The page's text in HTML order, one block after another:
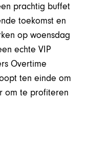
prachtig buffet
toekomst en
op woensdag
echte VIP
Overtime
ten einde om
om te profiteren